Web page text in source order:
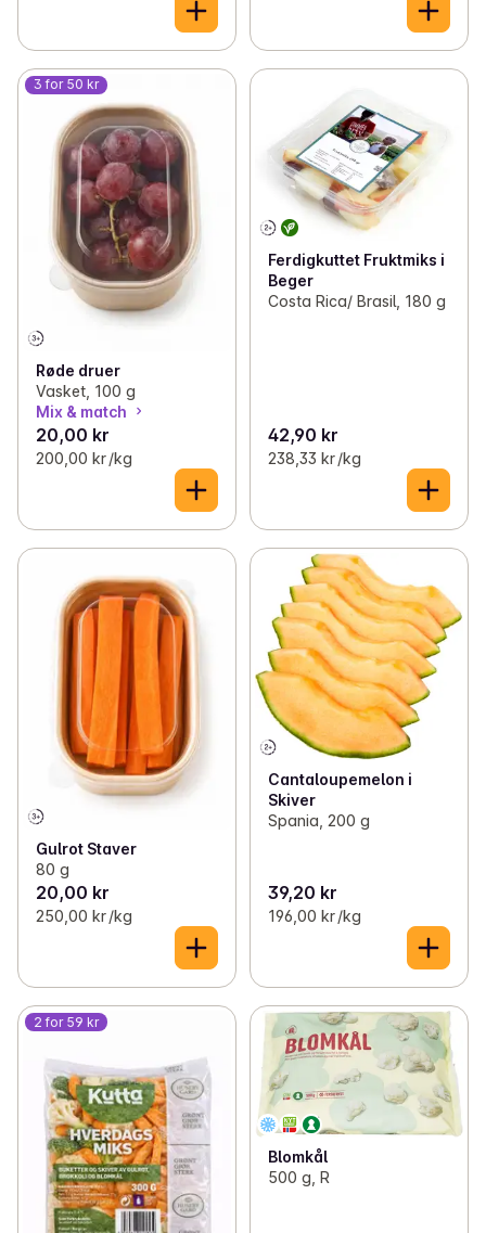
3 for 50 kr
Røde druer
Vasket, 100 g
Mix & match
20,00 kr
200,00 kr /kg
Ferdigkuttet Fruktmiks i
Beger
Costa Rica/ Brasil, 180 g
42,90 kr
238,33 kr /kg
Gulrot Staver
80 g
20,00 kr
250,00 kr /kg
Cantaloupemelon i
Skiver
Spania, 200 g
39,20 kr
196,00 kr /kg
2 for 59 kr
Blomkål
500 g, R